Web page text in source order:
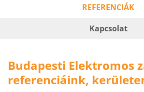
REFERENCIÁK
Kapcsolat
Budapesti Elektromos
referenciáink,